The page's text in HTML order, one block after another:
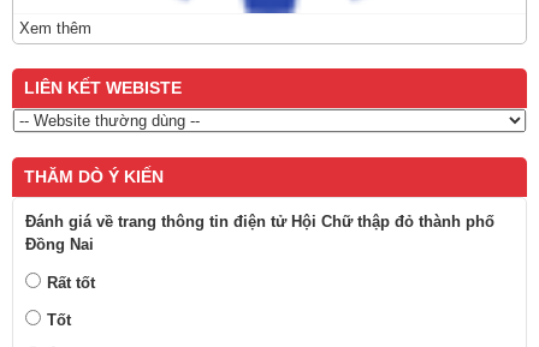
Xem thêm
LIÊN KẾT WEBISTE
THĂM DÒ Ý KIẾN
Đánh giá về trang thông tin điện tử Hội Chữ thập đỏ thành phố
Đồng Nai
Rất tốt
Tốt